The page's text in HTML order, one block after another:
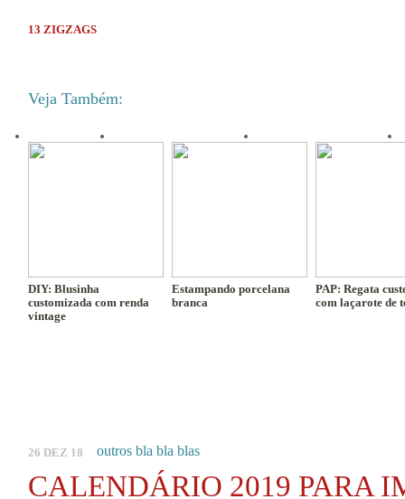
13 ZIGZAGS
Veja Também:
DIY: Blusinha
customizada com renda
vintage
Estampando porcelana
branca
PAP: Regata
com laçarote de
26 DEZ 18 outros bla bla blas
CALENDÁRIO 2019 PARA